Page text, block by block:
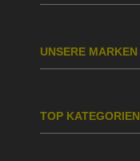
UNSERE MARKEN
TOP KATEGORIEN